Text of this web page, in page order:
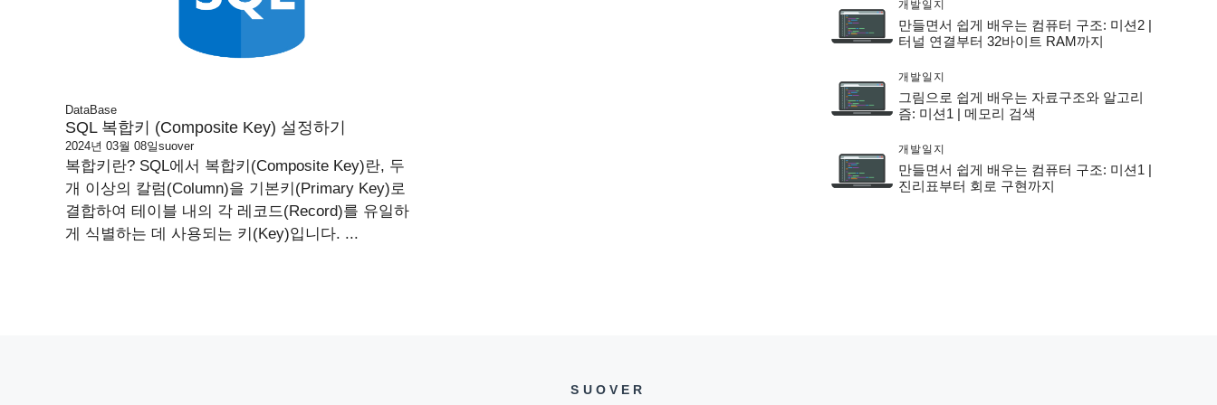
DataBase
SQL 복합키 (Composite Key) 설정하기
2024년 03월 08일suover
복합키란? SQL에서 복합키(Composite Key)란, 두
개 이상의 칼럼(Column)을 기본키(Primary Key)로
결합하여 테이블 내의 각 레코드(Record)를 유일하
게 식별하는 데 사용되는 키(Key)입니다. ...
개발일지
만들면서 쉽게 배우는 컴퓨터 구조: 미션2 |
터널 연결부터 32바이트 RAM까지
개발일지
그림으로 쉽게 배우는 자료구조와 알고리
즘: 미션1 | 메모리 검색
개발일지
만들면서 쉽게 배우는 컴퓨터 구조: 미션1 |
진리표부터 회로 구현까지
SUOVER